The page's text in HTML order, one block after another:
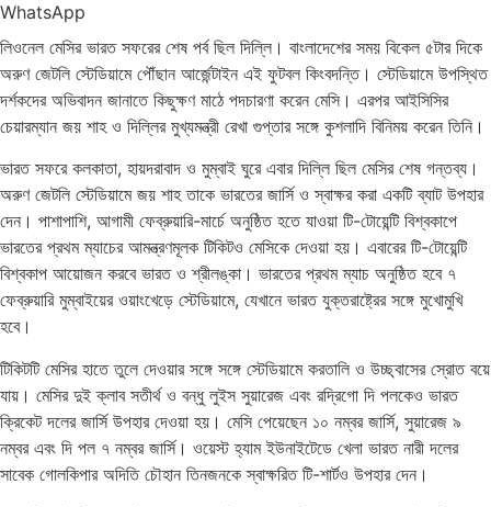
WhatsApp
লিওনেল মেসির ভারত সফরের শেষ পর্ব ছিল দিল্লি। বাংলাদেশের সময় বিকেল ৫টার দিকে
অরুণ জেটলি স্টেডিয়ামে পৌঁছান আর্জেন্টাইন এই ফুটবল কিংবদন্তি। স্টেডিয়ামে উপস্থিত
দর্শকদের অভিবাদন জানাতে কিছুক্ষণ মাঠে পদচারণা করেন মেসি। এরপর আইসিসির
চেয়ারম্যান জয় শাহ ও দিল্লির মুখ্যমন্ত্রী রেখা গুপ্তার সঙ্গে কুশলাদি বিনিময় করেন তিনি।
ভারত সফরে কলকাতা, হায়দরাবাদ ও মুম্বাই ঘুরে এবার দিল্লি ছিল মেসির শেষ গন্তব্য।
অরুণ জেটলি স্টেডিয়ামে জয় শাহ তাকে ভারতের জার্সি ও স্বাক্ষর করা একটি ব্যাট উপহার
দেন। পাশাপাশি, আগামী ফেব্রুয়ারি-মার্চে অনুষ্ঠিত হতে যাওয়া টি-টোয়েন্টি বিশ্বকাপে
ভারতের প্রথম ম্যাচের আমন্ত্রণমূলক টিকিটও মেসিকে দেওয়া হয়। এবারের টি-টোয়েন্টি
বিশ্বকাপ আয়োজন করবে ভারত ও শ্রীলঙ্কা। ভারতের প্রথম ম্যাচ অনুষ্ঠিত হবে ৭
ফেব্রুয়ারি মুম্বাইয়ের ওয়াংখেড়ে স্টেডিয়ামে, যেখানে ভারত যুক্তরাষ্ট্রের সঙ্গে মুখোমুখি
হবে।
টিকিটটি মেসির হাতে তুলে দেওয়ার সঙ্গে সঙ্গে স্টেডিয়ামে করতালি ও উচ্ছ্বাসের স্রোত বয়ে
যায়। মেসির দুই ক্লাব সতীর্থ ও বন্ধু লুইস সুয়ারেজ এবং রদ্রিগো দি পলকেও ভারত
ক্রিকেট দলের জার্সি উপহার দেওয়া হয়। মেসি পেয়েছেন ১০ নম্বর জার্সি, সুয়ারেজ ৯
নম্বর এবং দি পল ৭ নম্বর জার্সি। ওয়েস্ট হ্যাম ইউনাইটেডে খেলা ভারত নারী দলের
সাবেক গোলকিপার অদিতি চৌহান তিনজনকে স্বাক্ষরিত টি-শার্টও উপহার দেন।